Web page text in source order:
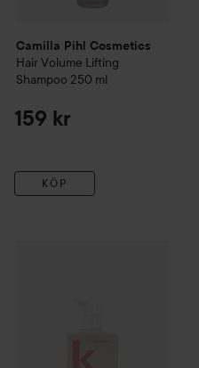
Camilla Pihl Cosmetics
Hair Volume Lifting
Shampoo 250 ml
159 kr
KÖP